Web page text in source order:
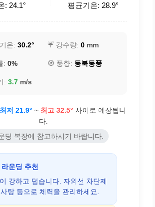
: 24.1°
평균기온: 28.9°
온: 30.2° ☔ 강수량: 0 mm
: 0% 🧭 풍향: 동북동풍
: 3.7 m/s
최저 21.9° ~ 최고 32.5° 사이로 예상됩니
다.
딩 복장에 참고하시기 바랍니다.
운딩 추천
강하고 덥습니다. 자외선 차단제
탕 등으로 체력을 관리하세요.